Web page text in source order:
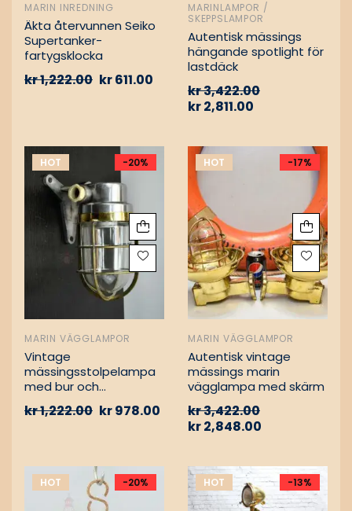
MARIN INREDNING
Äkta återvunnen Seiko
Supertanker-
fartygsklocka
kr1,222.00 kr611.00
MARINLAMPOR /
SKEPPSLAMPOR
Autentisk mässings
hängande spotlight för
lastdäck
kr3,422.00
kr2,811.00
HOT -20%
MARIN VÄGGLAMPOR
Vintage
mässingsstolpelampa
med bur och
Nautisk
kr1,222.00 kr978.00
HOT -17%
MARIN VÄGGLAMPOR
Autentisk vintage
mässings marin
vägglampa med skärm
kr3,422.00
kr2,848.00
HOT -20% HOT -13%